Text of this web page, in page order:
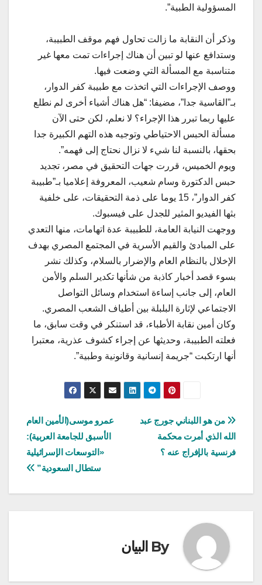
المسؤولية الطبية”.
وذكر أن النقابة ما زالت تحاول فهم موقف الطبيبة،
وستدافع عنها لو تبين أن هناك إجراءات تمت معها غير
متناسبة مع المسألة التي وضعت فيها.
ووصف الإجراءات التي اتخذت مع طبيبة كفر الدوار،
بـ”القاسية جدا”، مضيفا: “هل هناك أشياء أخرى لم نطلع
عليها ربما تبرر هذا الإجراء؟ لا نعلم، لكن حتى الآن
مسألة الحبس الاحتياطي وتوجيه هذه التهم الكبيرة جدا
بحقها، بالنسبة لنا شيء لا نزال نحتاج إلى فهمه”.
ويوم الخميس، قررت جهات التحقيق في مصر، تجديد
حبس الدكتورة وسام شعيب، المعروفة إعلاميا بـ”طبيبة
كفر الدوار”، 15 يوما على ذمة التحقيقات، على خلفية
بثها الفيديو المثير للجدل على فيسبوك.
ووجهت النيابة العامة، للطبيبة عدة اتهامات، منها التعدي
على المبادئ والقيم الأسرية في المجتمع المصري بهدف
الإخلال بالنظام العام والإضرار بالسلام، وكذلك نشر
بسوء قصد أخبار كاذبة من شأنها تكدير السلم والأمن
العام، إلى جانب إساءة استخدام وسائل التواصل
الاجتماعي لإثارة البلبلة بين أطياف الشعب المصري.
وكان أمين نقابة الأطباء، قد استنكر في وقت سابق، ما
فعلته الطبيبة، وحديثها عن إجراء كشوف عذرية، معتبرا
أنها ارتكبت “جريمة إنسانية وقانونية وطبية”.
تصفّح
المقالات
عمرو موسى(الأمين العام
الأسبق للجامعة العربية):
«التوسعات الإسرائيلية
ستطال السعودية”
من هو اللبناني جورج عبد
الله الذي أمرت محكمة
فرنسية بالإفراج عنه ؟
By البيان